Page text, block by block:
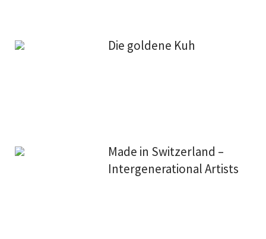
Die goldene Kuh
Made in Switzerland –
Intergenerational Artists